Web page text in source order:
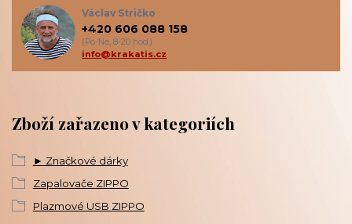
Zboží zařazeno v kategoriích
► Značkové dárky
Zapalovače ZIPPO
Plazmové USB ZIPPO
Václav Stričko
+420 606 088 158
(Po-Ne, 8-20 hod.)
info@krakatis.cz